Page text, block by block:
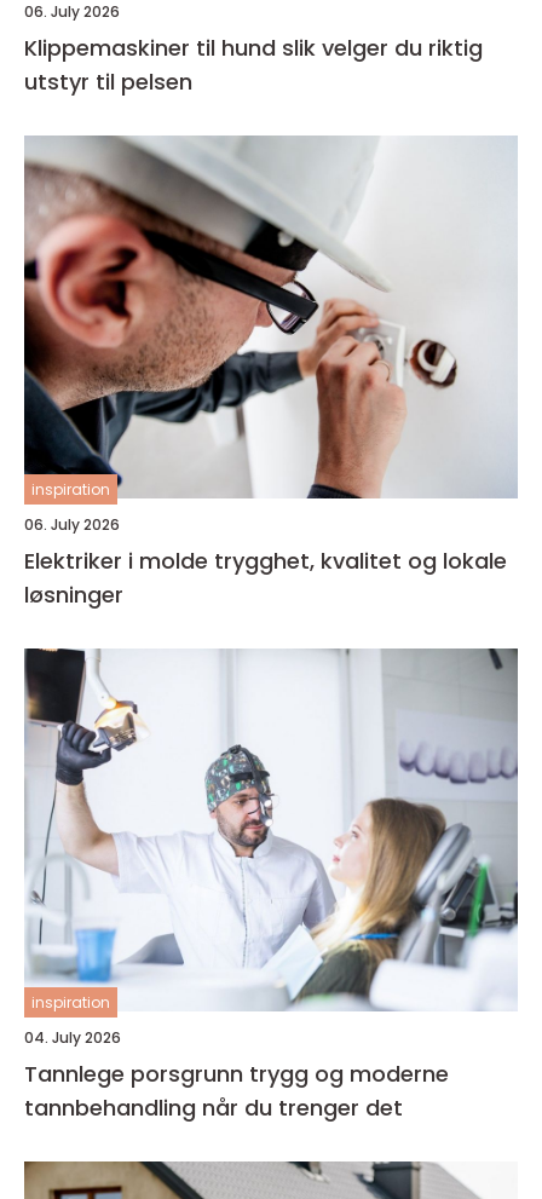
06. July 2026
Klippemaskiner til hund slik velger du riktig
utstyr til pelsen
inspiration
06. July 2026
Elektriker i molde trygghet, kvalitet og lokale
løsninger
inspiration
04. July 2026
Tannlege porsgrunn trygg og moderne
tannbehandling når du trenger det